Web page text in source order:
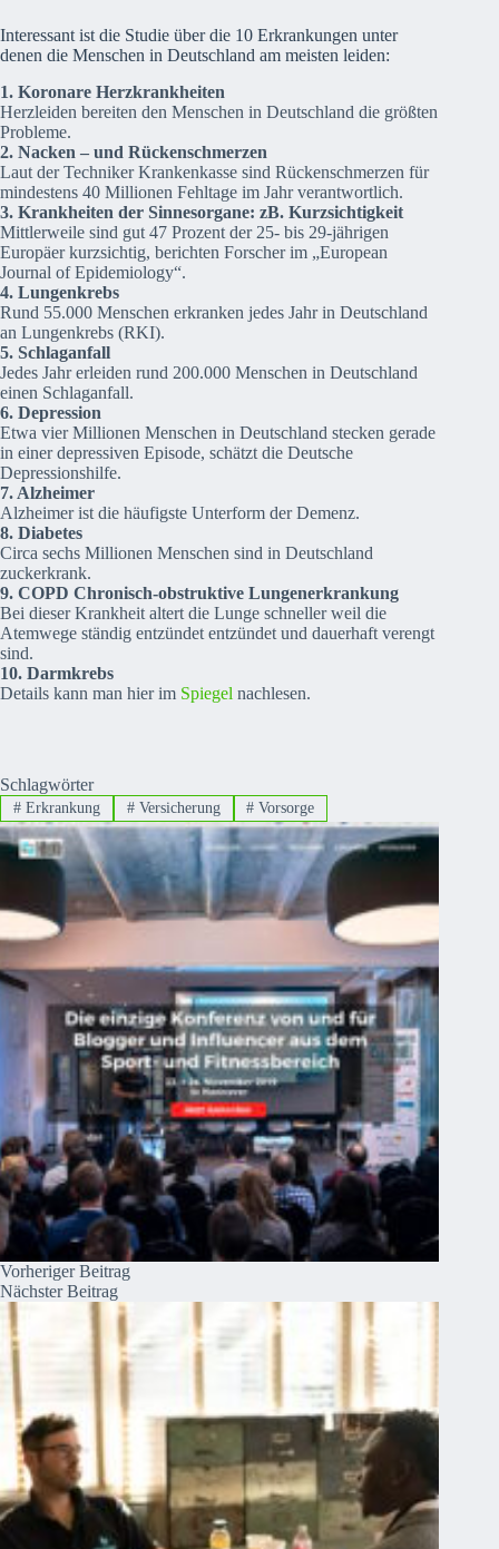
Interessant ist die Studie über die 10 Erkrankungen unter
denen die Menschen in Deutschland am meisten leiden:
1. Koronare Herzkrankheiten
Herzleiden bereiten den Menschen in Deutschland die größten
Probleme.
2. Nacken – und Rückenschmerzen
Laut der Techniker Krankenkasse sind Rückenschmerzen für
mindestens 40 Millionen Fehltage im Jahr verantwortlich.
3. Krankheiten der Sinnesorgane: zB. Kurzsichtigkeit
Mittlerweile sind gut 47 Prozent der 25- bis 29-jährigen
Europäer kurzsichtig, berichten Forscher im „European
Journal of Epidemiology“.
4. Lungenkrebs
Rund 55.000 Menschen erkranken jedes Jahr in Deutschland
an Lungenkrebs (RKI).
5. Schlaganfall
Jedes Jahr erleiden rund 200.000 Menschen in Deutschland
einen Schlaganfall.
6. Depression
Etwa vier Millionen Menschen in Deutschland stecken gerade
in einer depressiven Episode, schätzt die Deutsche
Depressionshilfe.
7. Alzheimer
Alzheimer ist die häufigste Unterform der Demenz.
8. Diabetes
Circa sechs Millionen Menschen sind in Deutschland
zuckerkrank.
9. COPD Chronisch-obstruktive Lungenerkrankung
Bei dieser Krankheit altert die Lunge schneller weil die
Atemwege ständig entzündet entzündet und dauerhaft verengt
sind.
10. Darmkrebs
Details kann man hier im Spiegel nachlesen.
Schlagwörter
#Erkrankung #Versicherung # Vorsorge
VorherigerBeitrag
NächsterBeitrag